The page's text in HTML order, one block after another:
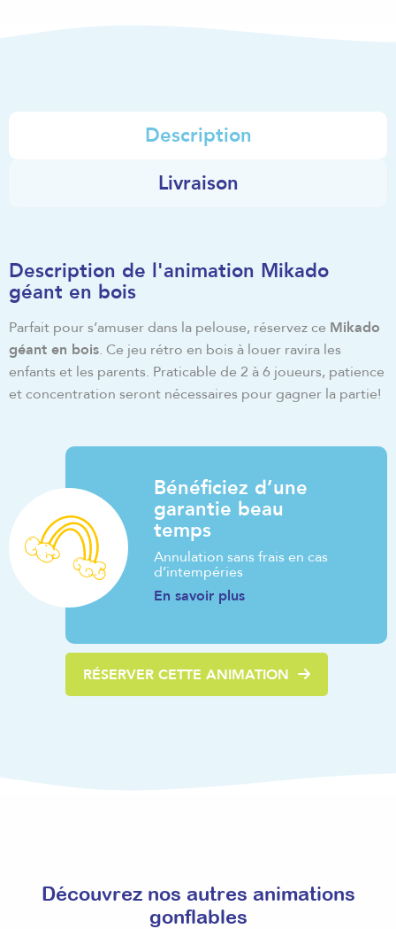
Description
Livraison
Description de l'animation Mikado
géant en bois
Parfait pour s’amuser dans la pelouse, réservez ce Mikado
géant en bois. Ce jeu rétro en bois à louer ravira les
enfants et les parents. Praticable de 2 à 6 joueurs, patience
et concentration seront nécessaires pour gagner la partie!
Bénéficiez d’une
garantie beau
temps
Annulation sans frais en cas
d’intempéries
En savoir plus
RÉSERVER CETTE ANIMATION
Découvrez nos autres animations
gonflables